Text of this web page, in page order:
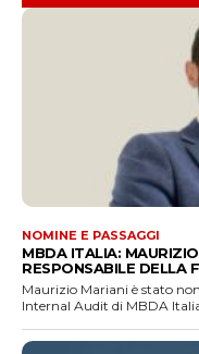
NOMINE E PASSAGGI
MBDA ITALIA:
RESPONSABILE DELLA
Maurizio Mariani è stato
Internal Audit di MBDA